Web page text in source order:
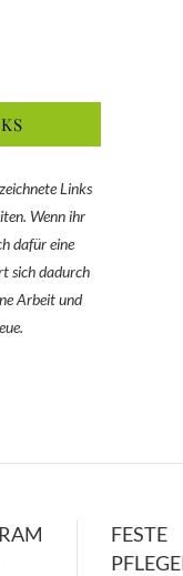
Links
Wenn ihr
dafür eine
sich dadurch
Arbeit und
FESTE